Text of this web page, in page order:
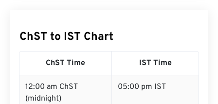
ChST to IST Chart
ChST Time IST Time
12:00 am ChST
(midnight)
05:00 pm IST